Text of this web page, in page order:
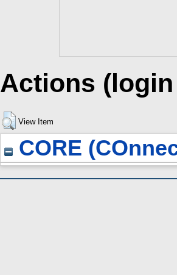
Actions
View Item
CORE